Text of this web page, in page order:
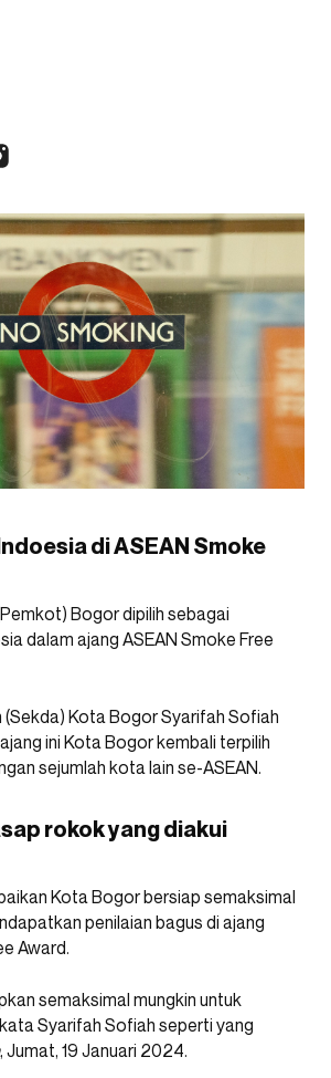
di ASEAN Smoke
Bogor dipilih sebagai
dalam ajang ASEAN Smoke Free
Kota Bogor Syarifah Sofiah
ini Kota Bogor kembali terpilih
sejumlah kota lain se-ASEAN.
rokok yang diakui
Kota Bogor bersiap semaksimal
penilaian bagus di ajang
Award.
semaksimal mungkin untuk
kata Syarifah Sofiah seperti yang
, Jumat, 19 Januari 2024.